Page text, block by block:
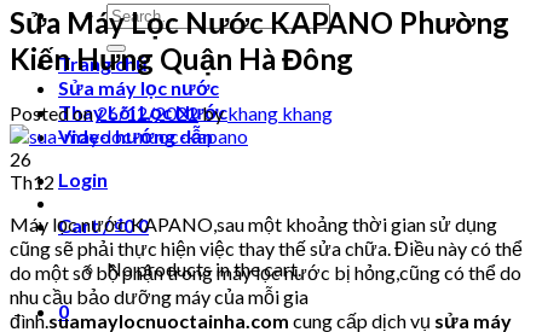
Search
for:
Trang chủ
Sửa máy lọc nước
Thay Lõi Lọc Nước
Video hướng dẫn
Login
Cart /₫00
No products in the cart.
0
Sửa Máy Lọc Nước KAPANO Phường
Kiến Hưng Quận Hà Đông
Posted on26/12/2022bykhang khang
26
Th12
Máy lọc nước KAPANO,sau một khoảng thời gian sử dụng
cũng sẽ phải thực hiện việc thay thế sửa chữa. Điều này có thể
do một số bộ phận trong máy lọc nước bị hỏng,cũng có thể do
nhu cầu bảo dưỡng máy của mỗi gia
đình.suamaylocnuoctainha.com cung cấp dịch vụ sửa máy